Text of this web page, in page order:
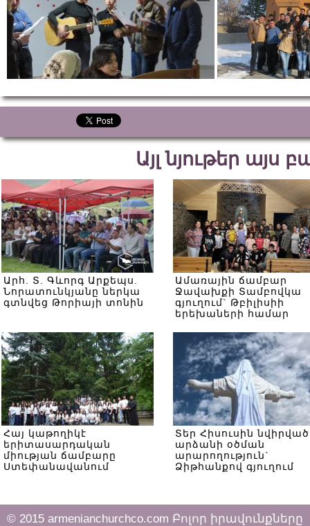
Այլ նյութեր այս
Արհ. Տ. Գևորգ Արքեպս.
Նորատունկյանը ներկա
գտնվեց Թորիայի տոնին
Ամառային ճամբար
Ջավախքի Տամբովկա
գյուղում` Թբիլիսիի
երեխաների համար
Հայ կաթողիկէ
երիտասարդական
միության ճամբարը
Ստեփանավանում
Տեր Հիսուսին նվիրված
արձանի օծման
արարողություն`
Ձիթհանքով գյուղում
© 2015 armenianchurchco.com Բոլոր իրավունքները